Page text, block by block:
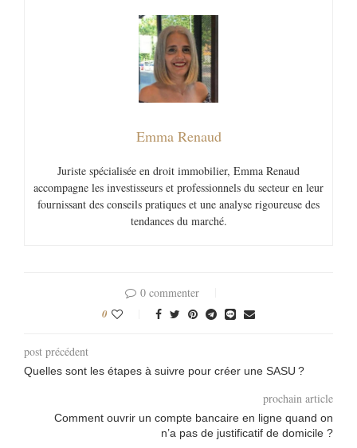
Emma Renaud
Juriste spécialisée en droit immobilier, Emma Renaud
accompagne les investisseurs et professionnels du secteur en leur
fournissant des conseils pratiques et une analyse rigoureuse des
tendances du marché.
0 commenter
0
post précédent
Quelles sont les étapes à suivre pour créer une SASU ?
prochain article
Comment ouvrir un compte bancaire en ligne quand on
n’a pas de justificatif de domicile ?